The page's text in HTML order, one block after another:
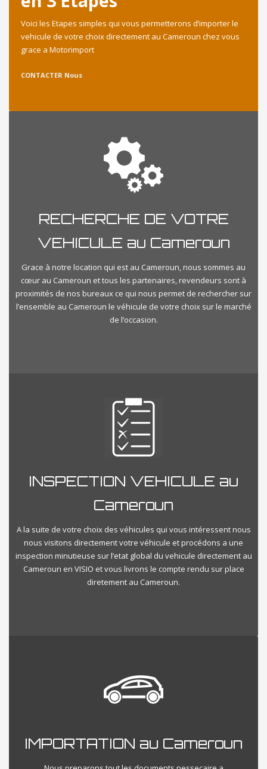
Voici les Etapes simples qui vous permetterons d’importer le
vehicule de votre choix directement au Cameroun chez vous
grace a Motorimport
CONTACTER Nous
RECHERCHE DE VOTRE
VEHICULE au Cameroun
Grace à notre location qui est au Cameroun, nous sommes au
cœur au Cameroun et tous les partenaires, revendeurs sont à
proximités de nos bureaux ce qui nous permet de rechercher sur
l’ensemble au Cameroun le véhicule de votre choix sur le marché
de l’occasion.
INSPECTION VEHICULE au
Cameroun
A la suite de votre choix des véhicules qui vous intéressent nous
nous visitons directement votre véhicule et procédons a une
inspection minutieuse sur l’etat global du vehicule directement au
Cameroun en VISIO et vous livrons le compte rendu sur place
diretement au Cameroun.
IMPORTATION au Cameroun